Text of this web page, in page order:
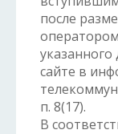
после
сайте в
п. 8(17).
В